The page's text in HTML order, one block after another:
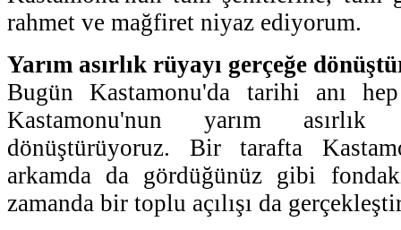
rahmet ve mağfiret niyaz ediyorum.
Yarım asırlık rüyayı gerçeğe
Bugün Kastamonu'da tarihi anı
Kastamonu'nun yarım asırlık
dönüştürüyoruz. Bir tarafta
arkamda da gördüğünüz gibi
zamanda bir toplu açılışı da